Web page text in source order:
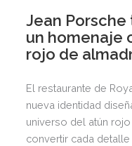
Jean
un homenaje
rojo de
El restaurante de
nueva identidad
universo del atún
convertir cada